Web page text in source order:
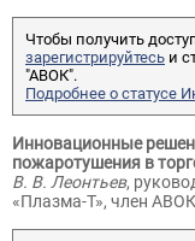
Чтобы получить
зарегистрируйтесь и
"АВОК".
Подробнее о статусе
Инновационные
пожаротушения в
В. В. Леонтьев,
«Плазма-Т», член